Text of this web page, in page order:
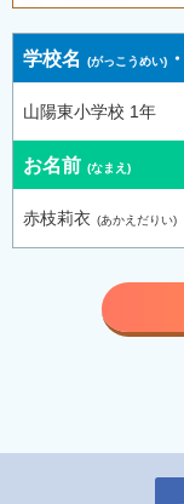
学校名
山陽東小学校 1年
お名前
赤枝莉衣